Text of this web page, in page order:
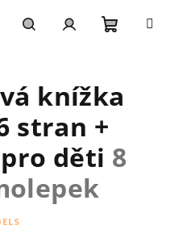
košík
knížka
stran +
děti 8